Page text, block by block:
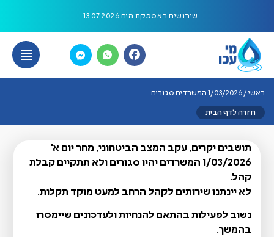
שיבושים באספקת מים 13.07.2026
הפסקת מים 5/7/26
הודעה לציבור 12/7/26 משרדי התאגיד סגורים
ראשי/ 1/03/2026 המשרדים סגורים
חזרה לדף הבית
תושבים יקרים, עקב המצב הביטחוני, מחר יום א'
1/03/2026 המשרדים יהיו סגורים ולא תתקיים קבלת
קהל.
לא יינתנו שירותים לקהל הרחב למעט מוקד תקלות.
נשוב לפעילות בהתאם להנחיות ולעדכונים שיימסרו
בהמשך.